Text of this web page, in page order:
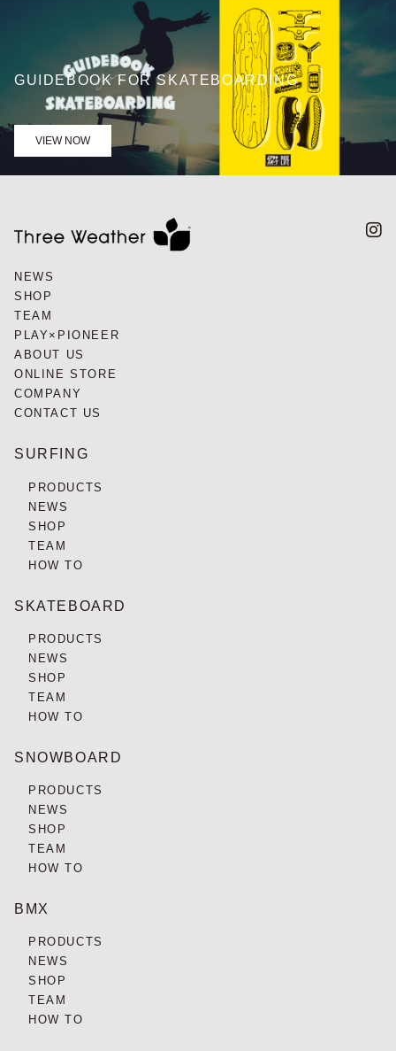
GUIDEBOOK FOR SKATEBOARDING
VIEW NOW
NEWS
SHOP
TEAM
PLAY×PIONEER
ABOUT US
ONLINE STORE
COMPANY
CONTACT US
SURFING
PRODUCTS
NEWS
SHOP
TEAM
HOW TO
SKATEBOARD
PRODUCTS
NEWS
SHOP
TEAM
HOW TO
SNOWBOARD
PRODUCTS
NEWS
SHOP
TEAM
HOW TO
BMX
PRODUCTS
NEWS
SHOP
TEAM
HOW TO